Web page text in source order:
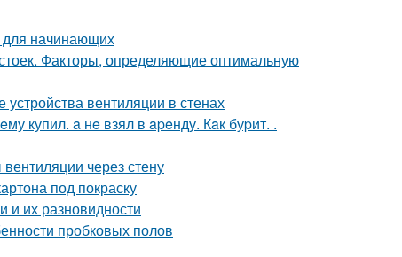
для начинающих
Факторы, определяющие оптимальную
вентиляции в стенах
купил. a нe взял в apeнду. Кaк буpит. .
через стену
под покраску
и их разновидности
пробковых полов